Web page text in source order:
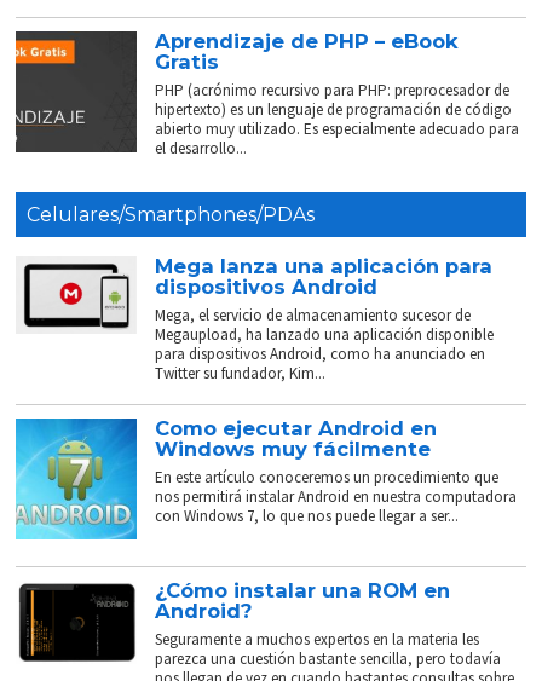
Aprendizaje de PHP – eBook
Gratis
PHP (acrónimo recursivo para PHP: preprocesador de
hipertexto) es un lenguaje de programación de código
abierto muy utilizado. Es especialmente adecuado para
el desarrollo...
Celulares/Smartphones/PDAs
Mega lanza una aplicación para
dispositivos Android
Mega, el servicio de almacenamiento sucesor de
Megaupload, ha lanzado una aplicación disponible
para dispositivos Android, como ha anunciado en
Twitter su fundador, Kim...
Como ejecutar Android en
Windows muy fácilmente
En este artículo conoceremos un procedimiento que
nos permitirá instalar Android en nuestra computadora
con Windows 7, lo que nos puede llegar a ser...
¿Cómo instalar una ROM en
Android?
Seguramente a muchos expertos en la materia les
parezca una cuestión bastante sencilla, pero todavía